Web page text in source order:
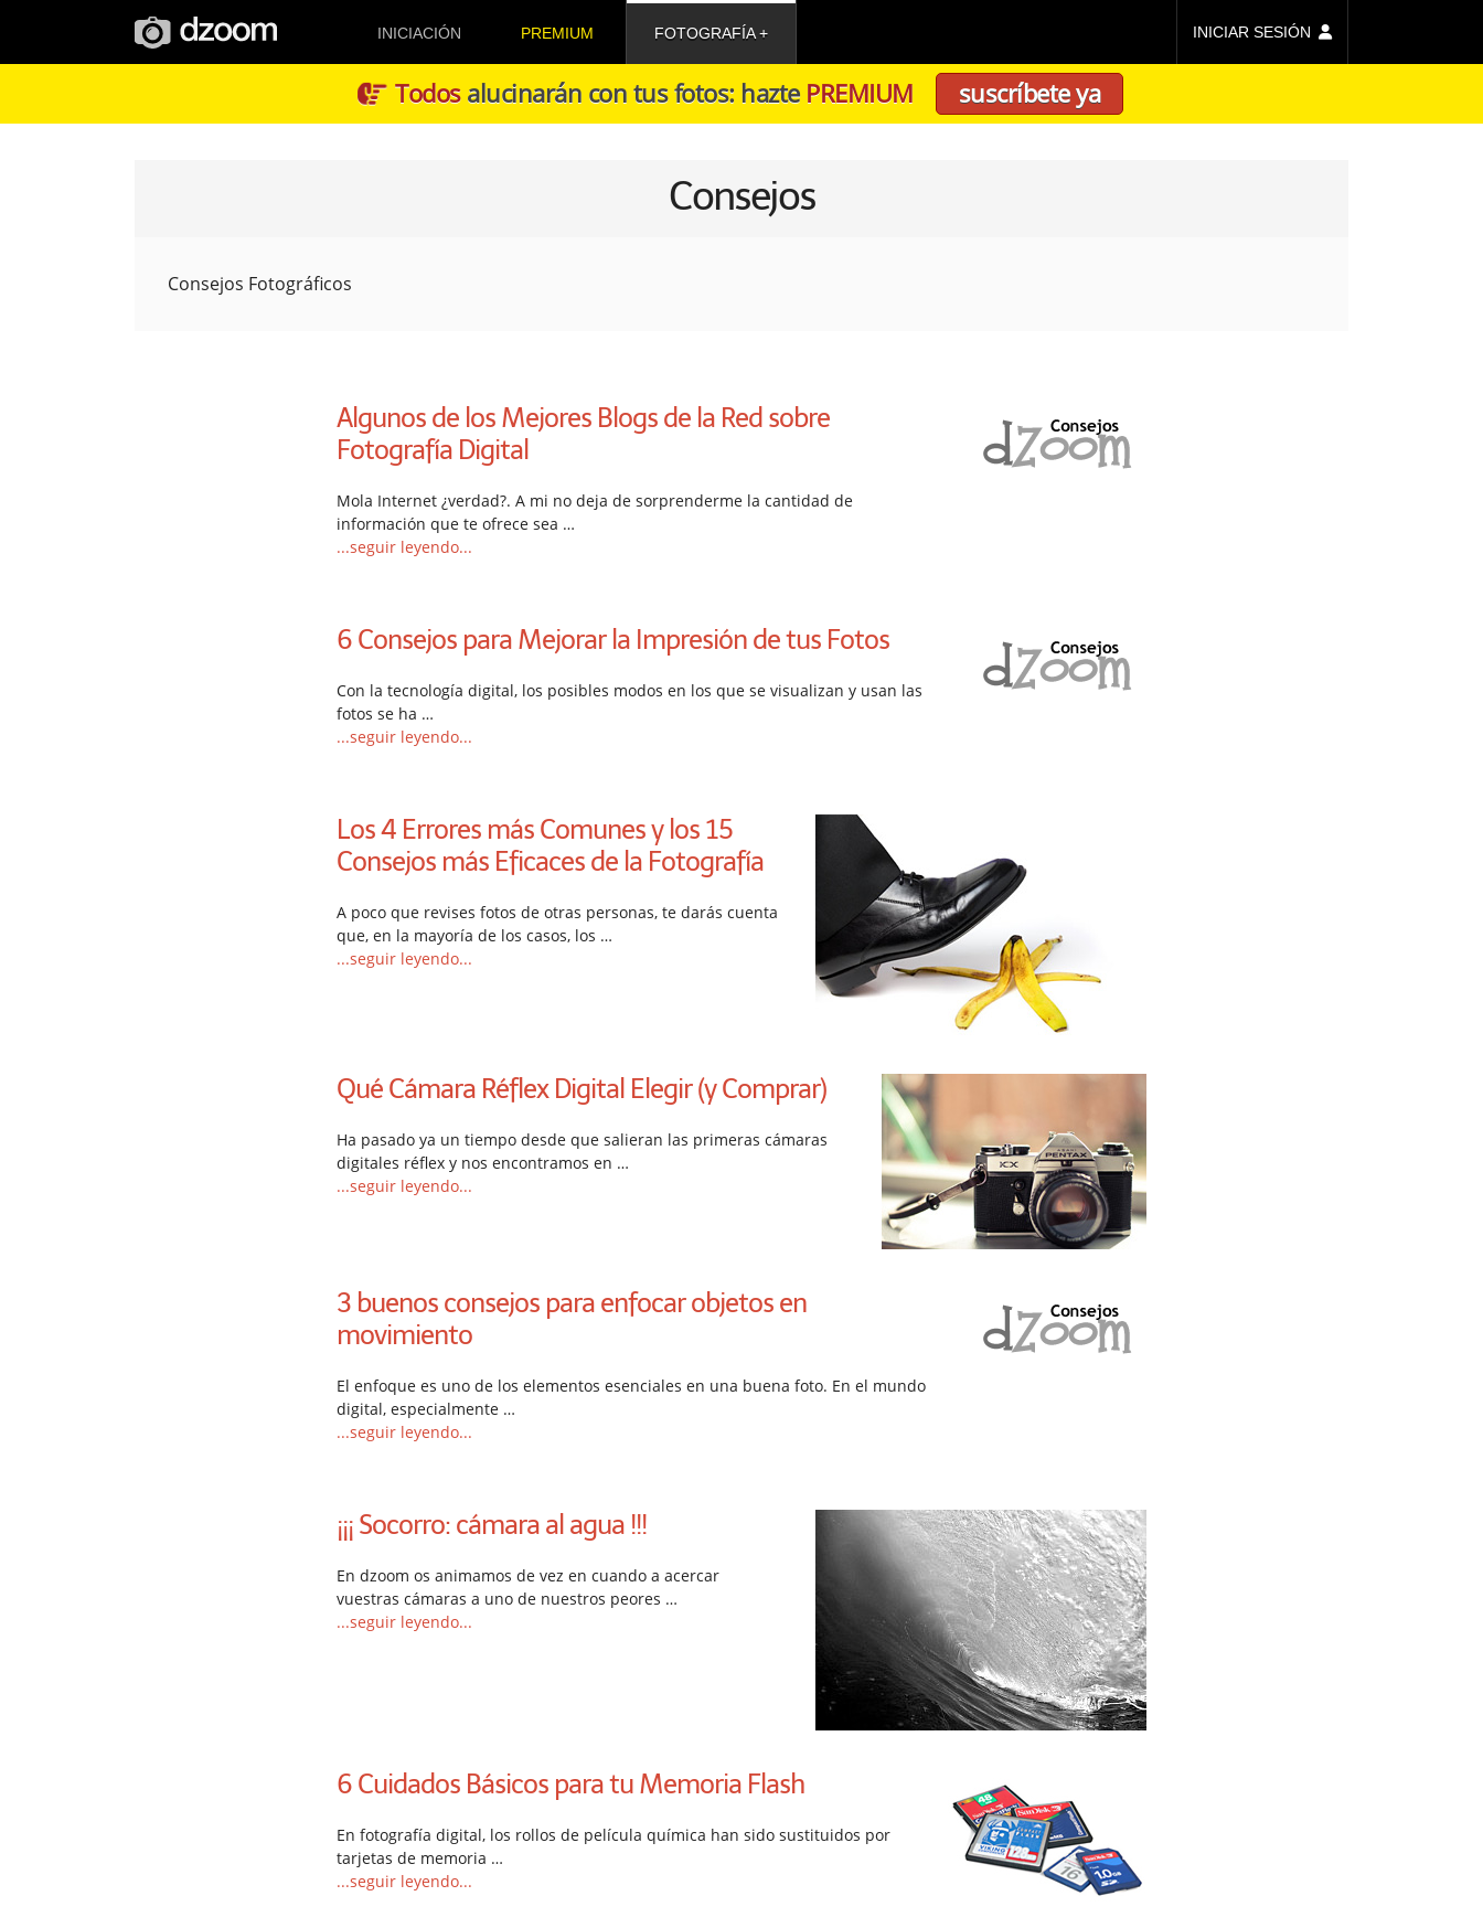
INICIACIÓN PREMIUM FOTOGRAFÍA INICIAR SESIÓN
Todosalucinarán con tus fotos: hazte PREMIUM suscríbete ya
Consejos
Consejos Fotográficos
Algunos de los Mejores Blogs de la Red sobre
Fotografía Digital
Mola Internet ¿verdad?. A mi no deja de sorprenderme la cantidad de
información que te ofrece sea …
...seguir leyendo...
6 Consejos para Mejorar la Impresión de tus Fotos
Con la tecnología digital, los posibles modos en los que se visualizan y usan las
fotos se ha …
...seguir leyendo...
Los 4 Errores más Comunes y los 15
Consejos más Eficaces de la Fotografía
A poco que revises fotos de otras personas, te darás cuenta
que, en la mayoría de los casos, los …
...seguir leyendo...
Qué Cámara Réflex Digital Elegir (y Comprar)
Ha pasado ya un tiempo desde que salieran las primeras cámaras
digitales réflex y nos encontramos en …
...seguir leyendo...
3 buenos consejos para enfocar objetos en
movimiento
El enfoque es uno de los elementos esenciales en una buena foto. En el mundo
digital, especialmente …
...seguir leyendo...
¡¡¡ Socorro: cámara al agua !!!
En dzoom os animamos de vez en cuando a acercar
vuestras cámaras a uno de nuestros peores …
...seguir leyendo...
6 Cuidados Básicos para tu Memoria Flash
En fotografía digital, los rollos de película química han sido sustituidos por
tarjetas de memoria …
...seguir leyendo...